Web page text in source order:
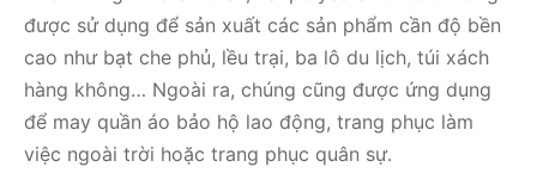
được sử dụng để sản xuất các sản phẩm cần độ bền
cao như bạt che phủ, lều trại, ba lô du lịch, túi xách
hàng không… Ngoài ra, chúng cũng được ứng dụng
để may quần áo bảo hộ lao động, trang phục làm
việc ngoài trời hoặc trang phục quân sự.